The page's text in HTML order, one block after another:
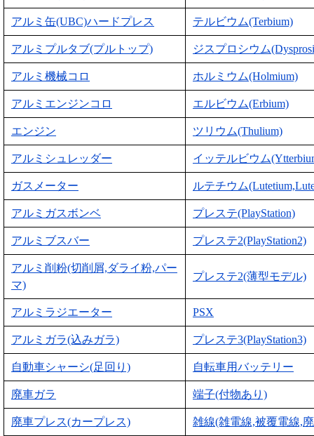
アルミ缶(UBC)ハードプレス テルビウム(Terbium)
アルミプルタブ(プルトップ) ジスプロシウム
アルミ機械コロ ホルミウム(Holmium)
アルミエンジンコロ エルビウム(Erbium)
エンジン ツリウム(Thulium)
アルミシュレッダー イッテルビウム
ガスメーター ルテチウム
アルミガスボンベ プレステ(PlayStation)
アルミブスバー プレステ2(PlayStation2)
アルミ削粉(切削屑,ダライ粉,パー
マ)
プレステ2(薄型モデル)
アルミラジエーター PSX
アルミガラ(込みガラ) プレステ3(PlayStation3)
自動車シャーシ(足回り) 自転車用バッテリー
廃車ガラ 端子(付物あり)
廃車プレス(カープレス) 雑線(雑電線,被覆電線,